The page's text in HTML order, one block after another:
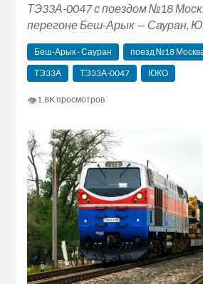
ТЭ33А-0047 с поездом №18
перегоне Беш-Арык — Сауран,
Беш-Арык - Сауран
поезд №18
ТЭ33А
ТЭ33А-0047 ЮКО
👁1.8K просмотров